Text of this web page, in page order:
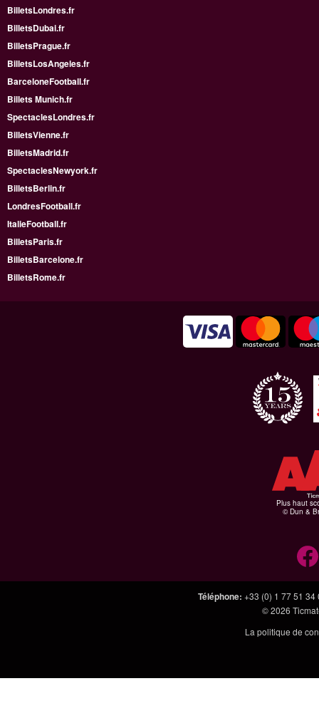
BilletsLondres.fr
BilletsDubai.fr
BilletsPrague.fr
BilletsLosAngeles.fr
BarceloneFootball.fr
Billets Munich.fr
SpectaclesLondres.fr
BilletsVienne.fr
BilletsMadrid.fr
SpectaclesNewyork.fr
BilletsBerlin.fr
LondresFootball.fr
ItalieFootball.fr
BilletsParis.fr
BilletsBarcelone.fr
BilletsRome.fr
Plus haut
© Dun &
Téléphone: +33 (0) 1 77 51 34
© 2026
La politique de